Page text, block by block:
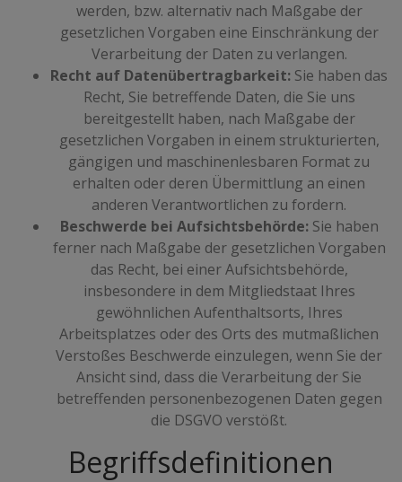
werden, bzw. alternativ nach Maßgabe der
gesetzlichen Vorgaben eine Einschränkung der
Verarbeitung der Daten zu verlangen.
Recht auf Datenübertragbarkeit: Sie haben das
Recht, Sie betreffende Daten, die Sie uns
bereitgestellt haben, nach Maßgabe der
gesetzlichen Vorgaben in einem strukturierten,
gängigen und maschinenlesbaren Format zu
erhalten oder deren Übermittlung an einen
anderen Verantwortlichen zu fordern.
Beschwerde bei Aufsichtsbehörde:Sie haben
ferner nach Maßgabe der gesetzlichen Vorgaben
das Recht, bei einer Aufsichtsbehörde,
insbesondere in dem Mitgliedstaat Ihres
gewöhnlichen Aufenthaltsorts, Ihres
Arbeitsplatzes oder des Orts des mutmaßlichen
Verstoßes Beschwerde einzulegen, wenn Sie der
Ansicht sind, dass die Verarbeitung der Sie
betreffenden personenbezogenen Daten gegen
die DSGVO verstößt.
Begriffsdefinitionen